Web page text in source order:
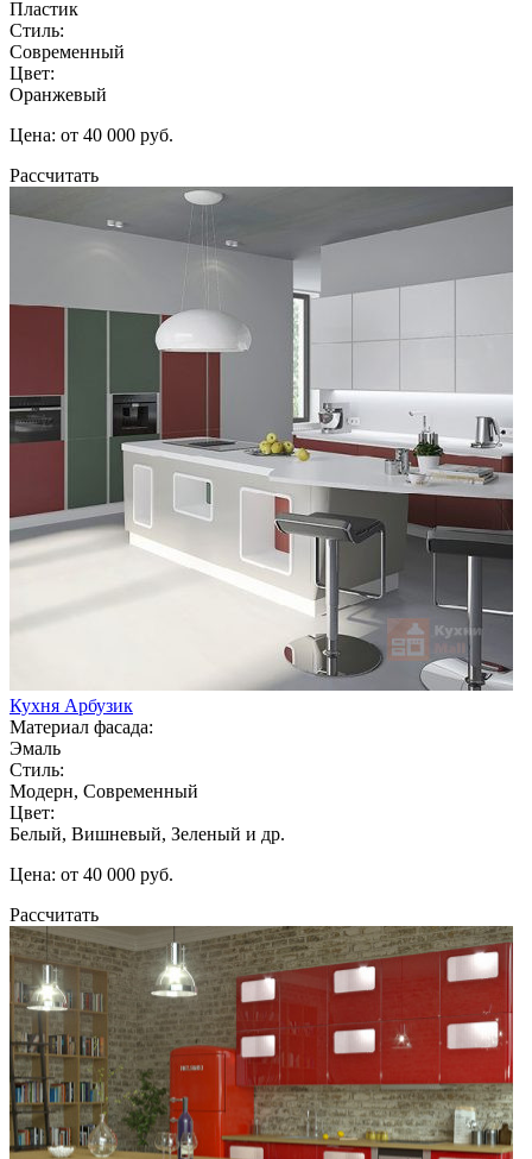
Пластик
Стиль:
Современный
Цвет:
Оранжевый
Цена: от 40 000 руб.
Рассчитать
Кухня Арбузик
Материал фасада:
Эмаль
Стиль:
Модерн, Современный
Цвет:
Белый, Вишневый, Зеленый и др.
Цена: от 40 000 руб.
Рассчитать